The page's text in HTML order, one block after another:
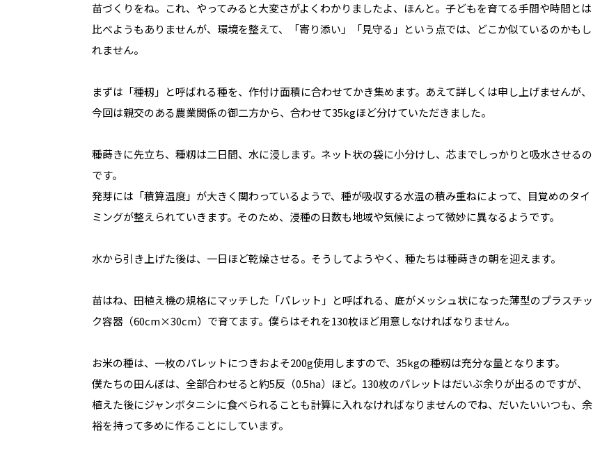
苗づくりをね。これ、やってみると大変さがよくわかりましたよ、ほんと。子どもを育てる手間や時間とは
比べようもありませんが、環境を整えて、「寄り添い」「見守る」という点では、どこか似ているのかもし
れません。
まずは「種籾」と呼ばれる種を、作付け面積に合わせてかき集めます。あえて詳しくは申し上げませんが、
今回は親交のある農業関係の御二方から、合わせて35kgほど分けていただきました。
種蒔きに先立ち、種籾は二日間、水に浸します。ネット状の袋に小分けし、芯までしっかりと吸水させるの
です。
発芽には「積算温度」が大きく関わっているようで、種が吸収する水温の積み重ねによって、目覚めのタイ
ミングが整えられていきます。そのため、浸種の日数も地域や気候によって微妙に異なるようです。
水から引き上げた後は、一日ほど乾燥させる。そうしてようやく、種たちは種蒔きの朝を迎えます。
苗はね、田植え機の規格にマッチした「パレット」と呼ばれる、底がメッシュ状になった薄型のプラスチッ
ク容器（60cm×30cm）で育てます。僕らはそれを130枚ほど用意しなければなりません。
お米の種は、一枚のパレットにつきおよそ200g使用しますので、35kgの種籾は充分な量となります。
僕たちの田んぼは、全部合わせると約5反（0.5ha）ほど。130枚のパレットはだいぶ余りが出るのですが、
植えた後にジャンボタニシに食べられることも計算に入れなければなりませんのでね、だいたいいつも、余
裕を持って多めに作ることにしています。